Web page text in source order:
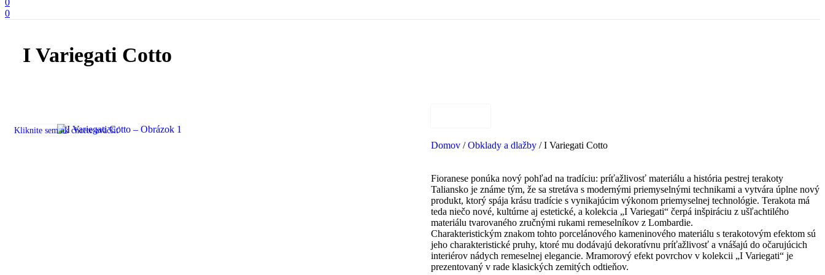
0
0
I Variegati Cotto
Kliknite sem ak chcete zväčšiť
Domov / Obklady a dlažby / I Variegati Cotto
Fioranese ponúka nový pohľad na tradíciu: príťažlivosť materiálu a história pestrej terakoty
Taliansko je známe tým, že sa stretáva s modernými priemyselnými technikami a vytvára úplne nový
produkt, ktorý spája krásu tradície s vynikajúcim výkonom priemyselnej technológie. Terakota má
teda niečo nové, kultúrne aj estetické, a kolekcia „I Variegati“ čerpá inšpiráciu z ušľachtilého
materiálu tvarovaného zručnými rukami remeselníkov z Lombardie.
Charakteristickým znakom tohto porcelánového kameninového materiálu s terakotovým efektom sú
jeho charakteristické pruhy, ktoré mu dodávajú dekoratívnu príťažlivosť a vnášajú do očarujúcich
interiérov nádych remeselnej elegancie. Mramorový efekt povrchov v kolekcii „I Variegati“ je
prezentovaný v rade klasických zemitých odtieňov.